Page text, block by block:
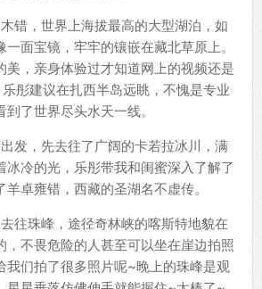
错，世界上海拔最高的大型湖泊，如
面宝镜，牢牢的镶嵌在藏北草原上。
美，亲身体验过才知道网上的视频还是
彤建议在扎西半岛远眺，不愧是专业
了世界尽头水天一线。
发，先去往了广阔的卡若拉冰川，满
冰冷的光，乐彤带我和闺蜜深入了解了
卓雍错，西藏的圣湖名不虚传。
往珠峰，途径奇林峡的喀斯特地貌在
，不畏危险的人甚至可以坐在崖边拍照
我们拍了很多照片呢~晚上的珠峰是观